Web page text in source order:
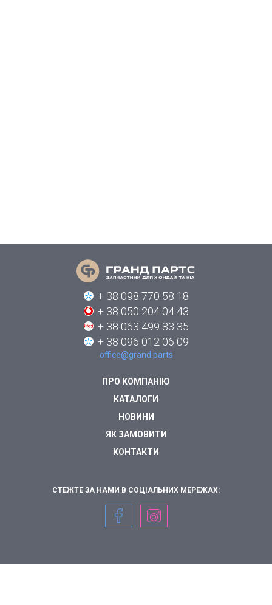
ПРО КОМПАНІЮ
КАТАЛОГИ
НОВИНИ
ЯК ЗАМОВИТИ
КОНТАКТИ
+ 38 098 770 58 18
+ 38 050 204 04 43
+ 38 063 499 83 35
+ 38 096 012 06 09
office@grand.parts
СТЕЖТЕ ЗА НАМИ В СОЦІАЛЬНИХ МЕРЕЖАХ: